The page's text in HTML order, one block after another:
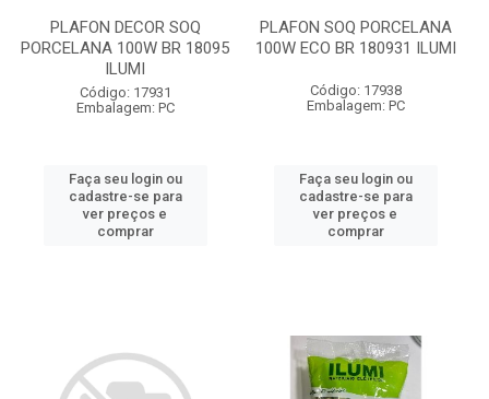
PLAFON DECOR SOQ
PORCELANA 100W BR 18095
ILUMI
Código: 17931
Embalagem: PC
Faça seu login ou
cadastre-se para
ver preços e
comprar
PLAFON SOQ PORCELANA
100W ECO BR 180931 ILUMI
Código: 17938
Embalagem: PC
Faça seu login ou
cadastre-se para
ver preços e
comprar